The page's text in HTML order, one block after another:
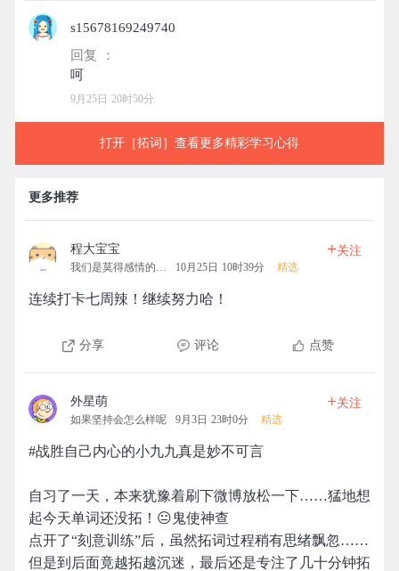
s15678169249740
回复 ：
9月25日 20时50分
打开［拓词］查看更多精彩学习心得
更多推荐
程大宝宝
我们是莫得感情的机器 10月25日 10时39分 精选
+关注
连续打卡七周辣！继续努力哈！
分享 评论 点赞
外星萌
如果坚持会怎么样呢 9月3日 23时0分 精选
+关注
#战胜自己内心的小九九真是妙不可言
自习了一天，本来犹豫着刷下微博放松一下……猛地想
起今天单词还没拓！😐鬼使神查
点开了“刻意训练”后，虽然拓词过程稍有思绪飘忽……
但是到后面竟越拓越沉迷，最后还是专注了几十分钟拓